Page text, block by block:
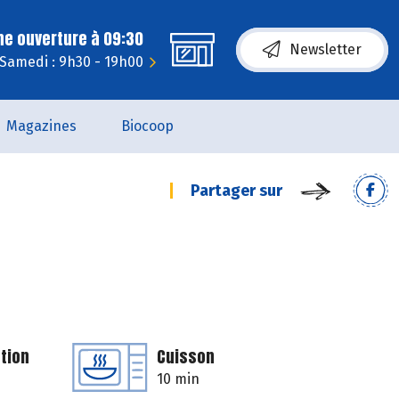
ouverture à 09:30
Samedi : 9h30 - 19h00
Newsletter
Magazines Biocoop
Partager sur
Cuisson
10 min